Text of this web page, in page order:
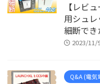
【レビ
用シュ
細断でき
2023/11/
Q&A (電気